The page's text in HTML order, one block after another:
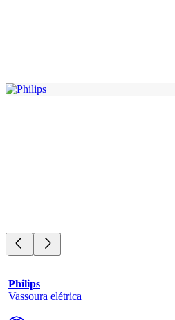
Philips
Vassoura elétrica